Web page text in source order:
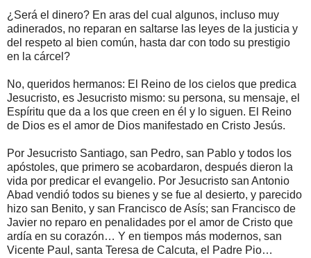
¿Será el dinero? En aras del cual algunos, incluso muy
adinerados, no reparan en saltarse las leyes de la justicia y
del respeto al bien común, hasta dar con todo su prestigio
en la cárcel?
No, queridos hermanos: El Reino de los cielos que predica
Jesucristo, es Jesucristo mismo: su persona, su mensaje, el
Espíritu que da a los que creen en él y lo siguen. El Reino
de Dios es el amor de Dios manifestado en Cristo Jesús.
Por Jesucristo Santiago, san Pedro, san Pablo y todos los
apóstoles, que primero se acobardaron, después dieron la
vida por predicar el evangelio. Por Jesucristo san Antonio
Abad vendió todos su bienes y se fue al desierto, y parecido
hizo san Benito, y san Francisco de Asís; san Francisco de
Javier no reparo en penalidades por el amor de Cristo que
ardía en su corazón… Y en tiempos más modernos, san
Vicente Paul, santa Teresa de Calcuta, el Padre Pio…